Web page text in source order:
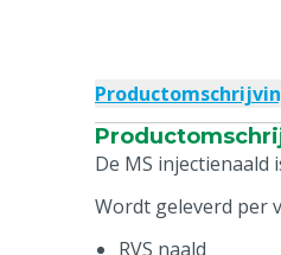
De MS
Wordt geleverd per
RVS naald